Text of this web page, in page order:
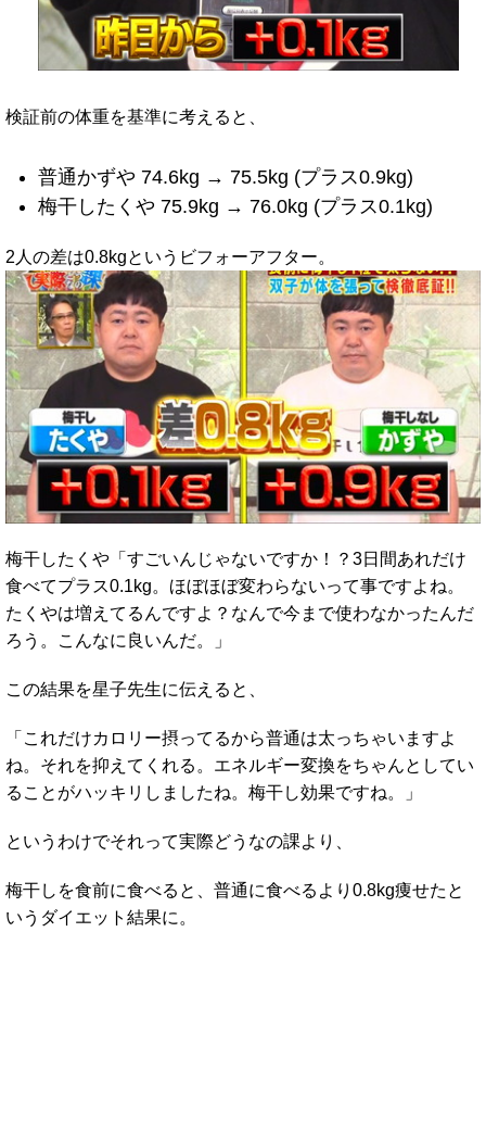
検証前の体重を基準に考えると、
普通かずや 74.6kg → 75.5kg (プラス0.9kg)
梅干したくや 75.9kg → 76.0kg (プラス0.1kg)
2人の差は0.8kgというビフォーアフター。
梅干したくや「すごいんじゃないですか！？3日間あれだけ
食べてプラス0.1kg。ほぼほぼ変わらないって事ですよね。
たくやは増えてるんですよ？なんで今まで使わなかったんだ
ろう。こんなに良いんだ。」
この結果を星子先生に伝えると、
「これだけカロリー摂ってるから普通は太っちゃいますよ
ね。それを抑えてくれる。エネルギー変換をちゃんとしてい
ることがハッキリしましたね。梅干し効果ですね。」
というわけでそれって実際どうなの課より、
梅干しを食前に食べると、普通に食べるより0.8kg痩せたと
いうダイエット結果に。